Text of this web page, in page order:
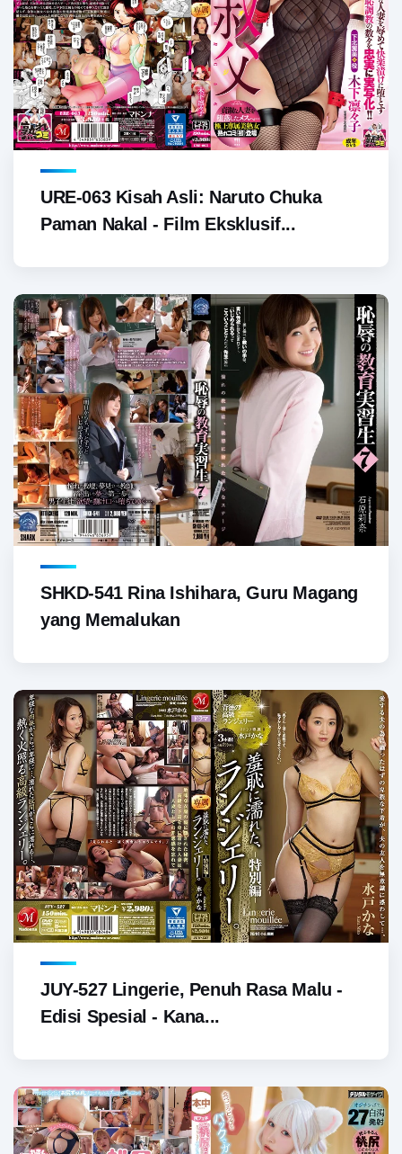
URE-063 Kisah Asli: Naruto Chuka
Paman Nakal - Film Eksklusif...
SHKD-541 Rina Ishihara, Guru Magang
yang Memalukan
JUY-527 Lingerie, Penuh Rasa Malu -
Edisi Spesial - Kana...